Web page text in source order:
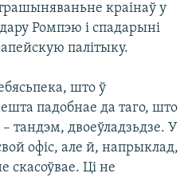
краінаў у
Ромпэю і спадарыні
палітыку.
што ў
падобнае да таго, што
– тандэм, двоеўладзьдзе. У
офіс, але й, напрыклад,
Ці не